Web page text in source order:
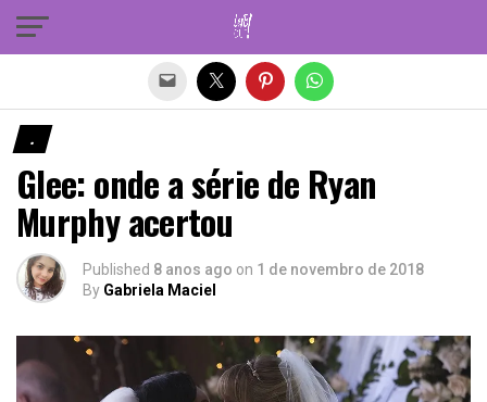
.
Glee: onde a série de Ryan
Murphy acertou
Published 8 anos ago on 1 de novembro de 2018
By Gabriela Maciel
Sair da versão mobile